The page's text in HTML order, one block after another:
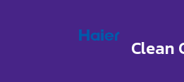
Clean